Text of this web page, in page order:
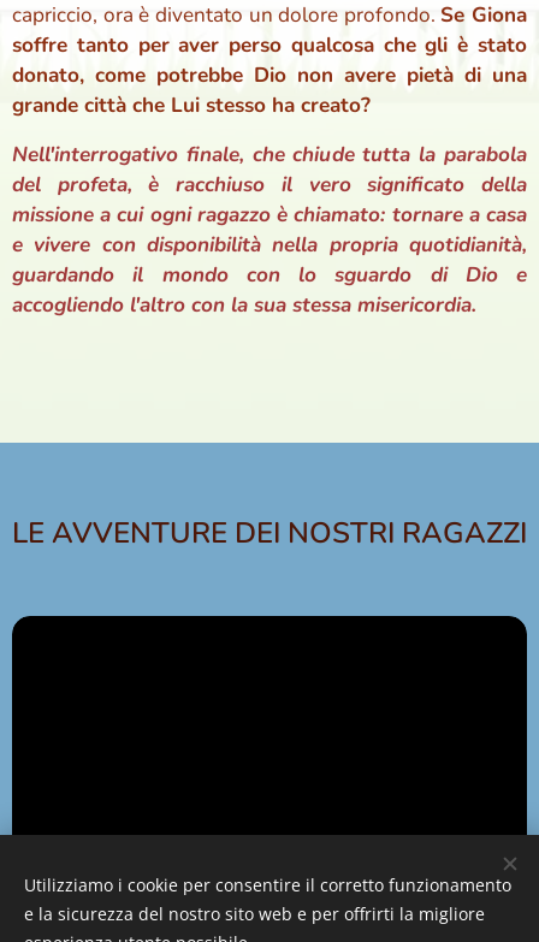
capriccio, ora è diventato un dolore profondo. Se Giona
soffre tanto per aver perso qualcosa che gli è stato
donato, come potrebbe Dio non avere pietà di una
grande città che Lui stesso ha creato?
Nell'interrogativo finale, che chiude tutta la parabola
del profeta, è racchiuso il vero significato della
missione a cui ogni ragazzo è chiamato: tornare a casa
e vivere con disponibilità nella propria quotidianità,
guardando il mondo con lo sguardo di Dio e
accogliendo l'altro con la sua stessa misericordia.
LE AVVENTURE DEI NOSTRI RAGAZZI
Utilizziamo i cookie per consentire il corretto funzionamento
e la sicurezza del nostro sito web e per offrirti la migliore